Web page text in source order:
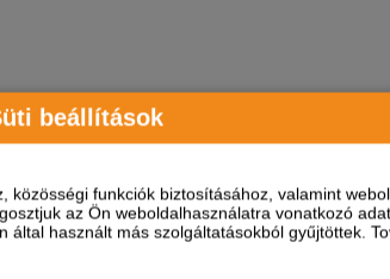
beállítások
funkciók biztosításához, valamint
az Ön weboldalhasználatra vonatkozó
használt más szolgáltatásokból gyűjtöttek.
Száraz, hűvös helyen tárolandó.
liszt (nem kevesebb, mint 4%),